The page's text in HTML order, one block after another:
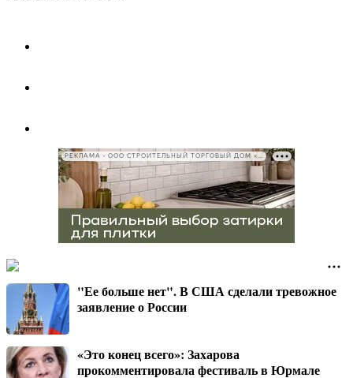
РЕКЛАМА • ООО СТРОИТЕЛЬНЫЙ ТОРГОВЫЙ ДОМ «ПЕТРОВИЧ», ИНН 7802348846
"Ее больше нет". В США сделали тревожное
заявление о России
«Это конец всего»: Захарова
прокомментировала фестиваль в Юрмале